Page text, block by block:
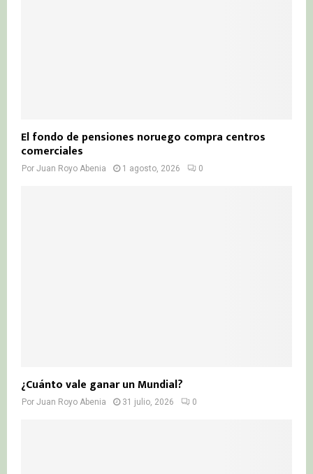
El fondo de pensiones noruego compra centros
comerciales
Por Juan Royo Abenia 1 agosto, 2026 0
¿Cuánto vale ganar un Mundial?
Por Juan Royo Abenia 31 julio, 2026 0